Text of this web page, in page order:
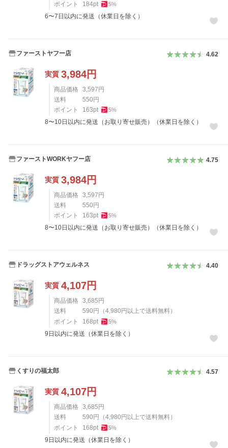
ポイント
184pt 5%
6〜7日以内に発送（休業日を除く）
ファーストヤフー店 4.62
実質 3,984円
商品価格 3,597 円
送料
550 円
ポイント
163pt 5%
8〜10日以内に発送（お取り寄せ販売）（休業日を除く）
ファーストWORKヤフー店 4.75
実質 3,984円
商品価格 3,597 円
送料
550 円
ポイント
163pt 5%
8〜10日以内に発送（お取り寄せ販売）（休業日を除く）
ドラッグストアウェルネス 4.40
実質 4,107円
商品価格 3,685 円
送料
590 円 （4,980 円以上で送料無料）
ポイント
168pt 5%
9日以内に発送（休業日を除く）
くすりの福太郎 4.57
実質 4,107円
商品価格 3,685 円
送料
590 円 （4,980 円以上で送料無料）
ポイント
168pt 5%
9日以内に発送（休業日を除く）